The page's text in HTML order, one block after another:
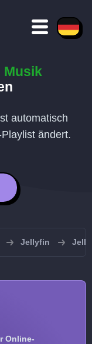
Musik
automatisch
ändert.
Jellyfin
Online-